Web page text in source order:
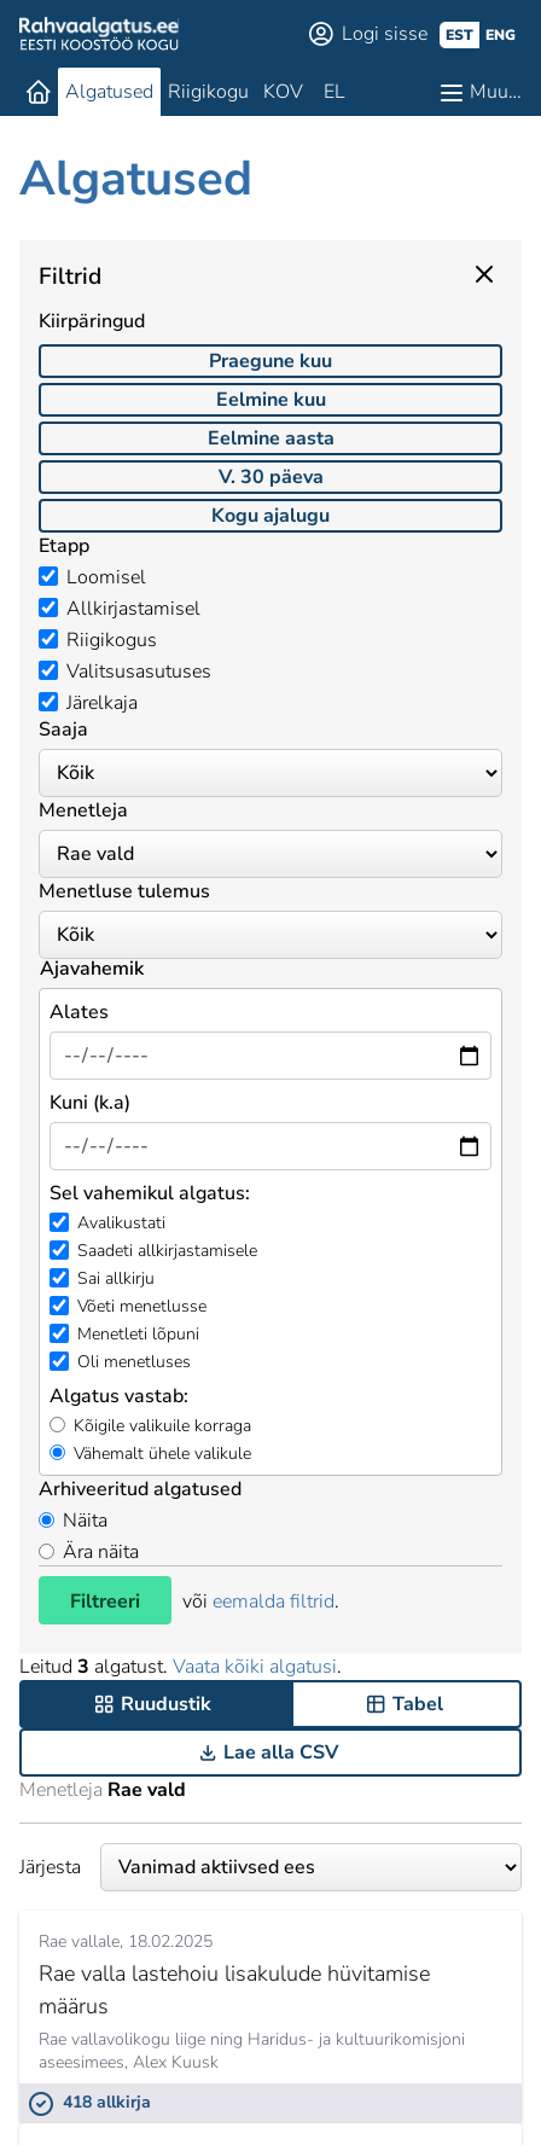
Logi sisse EST ENG
Algatused Riigikogu KOV EL Muu…
Algatused
Filtrid
Kiirpäringud
Praegune kuu
Eelmine kuu
Eelmine aasta
V. 30 päeva
Kogu ajalugu
Etapp
Loomisel
Allkirjastamisel
Riigikogus
Valitsusasutuses
Järelkaja
Saaja
Menetleja
Menetluse tulemus
Ajavahemik
Alates
Kuni (k.a)
Sel vahemikul algatus:
Avalikustati
Saadeti allkirjastamisele
Sai allkirju
Võeti menetlusse
Menetleti lõpuni
Oli menetluses
Algatus vastab:
Kõigile valikuile korraga
Vähemalt ühele valikule
Arhiveeritud algatused
Näita
Ära näita
Filtreeri
või eemalda filtrid.
Leitud 3 algatust. Vaata kõiki algatusi.
Ruudustik
Tabel
Lae alla CSV
Menetleja Rae vald
Järjesta
Rae vallale 18.02.2025
Rae valla lastehoiu lisakulude hüvitamise
määrus
Rae vallavolikogu liige ning Haridus- ja kultuurikomisjoni
aseesimees, Alex Kuusk
418 allkirja